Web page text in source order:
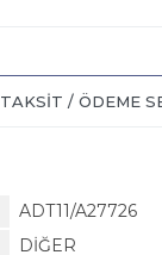
TAKSIT / ÖDEME
ADT11/A27726
DİĞER